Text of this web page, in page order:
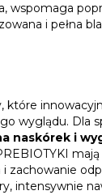
wspomaga
i pełna
wyglądu.
naskórek i
intensywnie